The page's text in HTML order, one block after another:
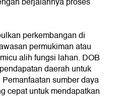
perkembangan di
permukiman atau
alih fungsi lahan. DOB
daerah untuk
sumber daya
cepat untuk mendapatkan